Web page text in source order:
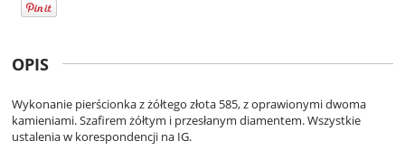
OPIS
Wykonanie pierścionka z żółtego złota 585, z oprawionymi dwoma
kamieniami. Szafirem żółtym i przesłanym diamentem. Wszystkie
ustalenia w korespondencji na IG.